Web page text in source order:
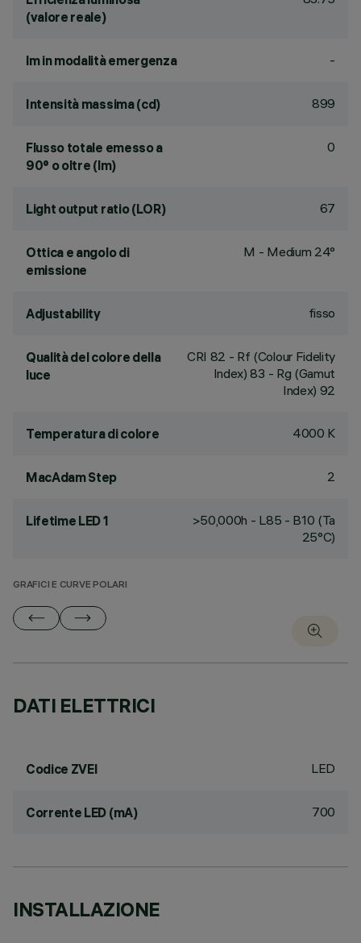
(valore reale)
lm in modalità emergenza -
Intensità massima (cd) 899
Flusso totale emesso a
90° o oltre (lm)
0
Light output ratio (LOR) 67
Ottica e angolo di
emissione
M - Medium 24°
Adjustability fisso
Qualità del colore della
luce
CRI 82 - Rf (Colour Fidelity
Index) 83 - Rg (Gamut
Index) 92
Temperatura di colore 4000 K
MacAdam Step 2
Lifetime LED 1
>50,000h - L85 - B10 (Ta
25°C)
GRAFICI E CURVE POLARI
DATI ELETTRICI
Codice ZVEI LED
Corrente LED (mA) 700
INSTALLAZIONE